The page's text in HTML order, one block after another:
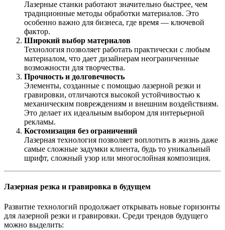
Лазерные станки работают значительно быстрее, чем
традиционные методы обработки материалов. Это
особенно важно для бизнеса, где время — ключевой
фактор.
Широкий выбор материалов
Технология позволяет работать практически с любым
материалом, что дает дизайнерам неограниченные
возможности для творчества.
Прочность и долговечность
Элементы, созданные с помощью лазерной резки и
гравировки, отличаются высокой устойчивостью к
механическим повреждениям и внешним воздействиям.
Это делает их идеальным выбором для интерьерной
рекламы.
Костомизация без ограничений
Лазерная технология позволяет воплотить в жизнь даже
самые сложные задумки клиента, будь то уникальный
шрифт, сложный узор или многослойная композиция.
Лазерная резка и гравировка в будущем
Развитие технологий продолжает открывать новые горизонты
для лазерной резки и гравировки. Среди трендов будущего
можно выделить: